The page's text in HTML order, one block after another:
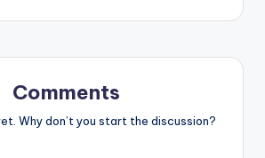
Comments
Why don’t you start the discussion?